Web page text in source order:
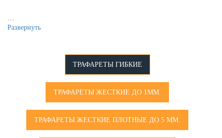
…
Развернуть
ТРАФАРЕТЫ ГИБКИЕ
ТРАФАРЕТЫ ЖЕСТКИЕ ДО 1ММ.
ТРАФАРЕТЫ ЖЕСТКИЕ ПЛОТНЫЕ ДО 5 ММ.